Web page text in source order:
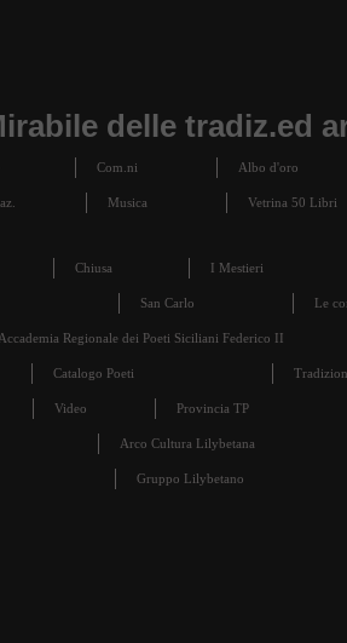
delle tradiz.ed
Com.ni Albo d'oro
Musica Vetrina 50 Libri
Chiusa I Mestieri
San Carlo Le
Accademia Regionale dei Poeti Siciliani Federico II
Catalogo Poeti
Video Provincia TP
Arco Cultura Lilybetana
Gruppo Lilybetano